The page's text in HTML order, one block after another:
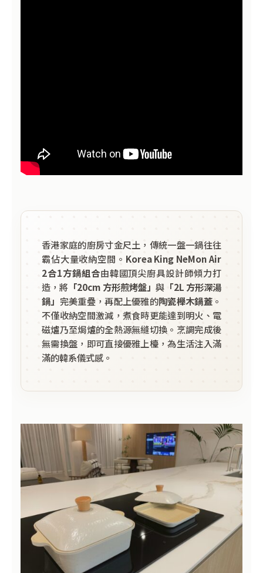
香港家庭的廚房寸金尺土，傳統一盤一鍋往往
霸佔大量收納空間。 Korea King NeMon Air
2合1方鍋組合由韓國頂尖廚具設計師傾力打
造，將 「20cm 方形煎烤盤」與 「2L 方形深湯
鍋」 完美重疊，再配上優雅的陶瓷櫸木鍋蓋 。
不僅收納空間激減，煮食時更能達到明火、電
磁爐乃至焗爐的全熱源無縫切換。烹調完成後
無需換盤，即可直接優雅上檯，為生活注入滿
滿的韓系儀式感。